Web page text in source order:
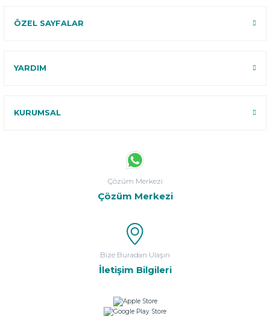
ÖZEL SAYFALAR
YARDIM
KURUMSAL
Çözüm Merkezi
Çözüm Merkezi
Bize Buradan Ulaşın
İletişim Bilgileri